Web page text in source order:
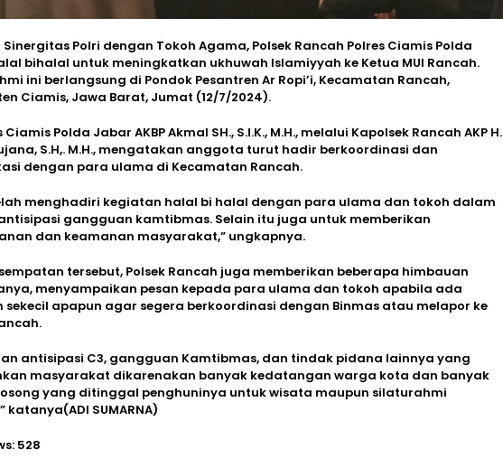
Sinergitas Polri dengan Tokoh Agama, Polsek Rancah Polres Ciamis Polda
bihalal untuk meningkatkan ukhuwah Islamiyyah ke Ketua MUI Rancah.
ini berlangsung di Pondok Pesantren Ar Ropi’i, Kecamatan Rancah,
Ciamis, Jawa Barat, Jumat (12/7/2024).
Polda Jabar AKBP Akmal SH., S.I.K., M.H., melalui Kapolsek Rancah AKP H.
S.H,. M.H., mengatakan anggota turut hadir berkoordinasi dan
dengan para ulama di Kecamatan Rancah.
menghadiri kegiatan halal bi halal dengan para ulama dan tokoh dalam
gangguan kamtibmas. Selain itu juga untuk memberikan
dan keamanan masyarakat,” ungkapnya.
tersebut, Polsek Rancah juga memberikan beberapa himbauan
menyampaikan pesan kepada para ulama dan tokoh apabila ada
sekecil apapun agar segera berkoordinasi dengan Binmas atau melapor ke
antisipasi C3, gangguan Kamtibmas, dan tindak pidana lainnya yang
masyarakat dikarenakan banyak kedatangan warga kota dan banyak
yang ditinggal penghuninya untuk wisata maupun silaturahmi
katanya(ADI SUMARNA)
528